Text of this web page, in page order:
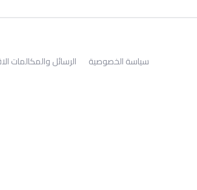
سياسة الخصوصية الرسائل والمكالمات